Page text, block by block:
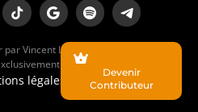
Vincent Lapierre est un média
par ses lecteurs.
légales
Devenir
Contributeur